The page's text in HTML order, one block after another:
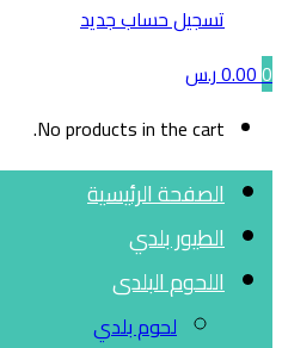
تسجيل حساب جديد
0
0.00ر.س
No products in the cart.
الصفحة الرئيسية
الطيور بلدي
اللحوم البلدى
لحوم بلدي